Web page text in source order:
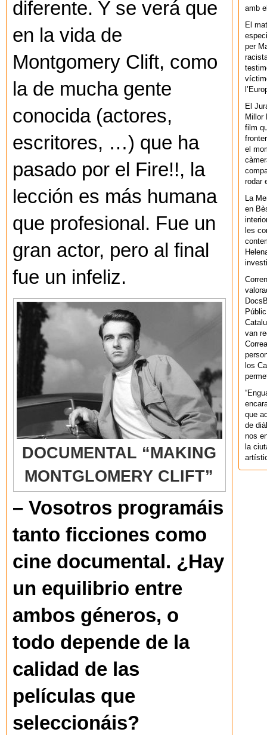
diferente. Y se verá que
en la vida de
Montgomery Clift, como
la de mucha gente
conocida (actores,
escritores, …) que ha
pasado por el Fire!!, la
lección es más humana
que profesional. Fue un
gran actor, pero al final
fue un infeliz.
DOCUMENTAL “MAKING
MONTGLOMERY CLIFT”
– Vosotros programáis
tanto ficciones como
cine documental. ¿Hay
un equilibrio entre
ambos géneros, o
todo depende de la
calidad de las
películas que
seleccionáis?
amb
El
per
El
Millor
film
el
rodar
La
en
les
van
los
que
de
nos
la